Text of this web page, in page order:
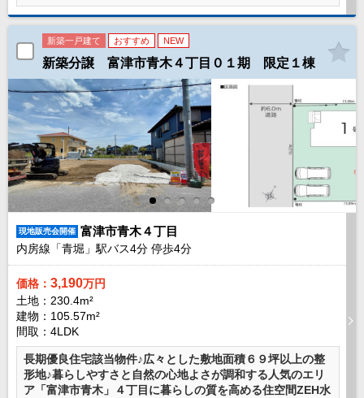
新築一戸建て おすすめ NEW
新築分譲 富津市青木４丁目０１期 限定１棟
現地販売会開催 富津市青木４丁目
内房線「青堀」駅バス4分 停歩4分
価格： 3,190万円
土地：230.4m²
建物：105.57m²
間取：4LDK
長期優良住宅該当物件♪広々とした敷地面積６９坪以上の整
形地♪暮らしやすさと自然の心地よさが調和する人気のエリ
ア「富津市青木」４丁目に暮らしの質を高める住空間ZEH水